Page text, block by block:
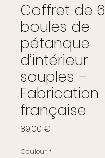
Coffret de 6
boules de
pétanque
d’intérieur
souples –
Fabrication
française
89,00 €
Couleur *